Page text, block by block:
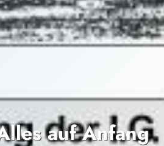
auf Anfang